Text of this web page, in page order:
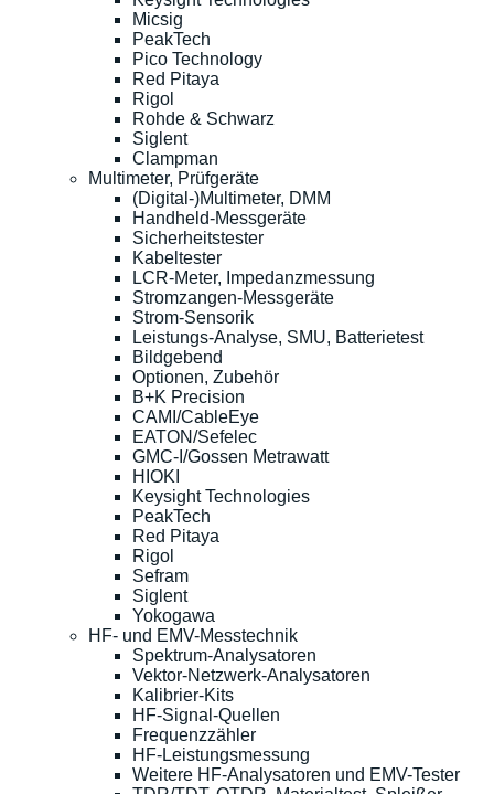
Micsig
PeakTech
Pico Technology
Red Pitaya
Rigol
Rohde & Schwarz
Siglent
Clampman
Multimeter, Prüfgeräte
(Digital-)Multimeter, DMM
Handheld-Messgeräte
Sicherheitstester
Kabeltester
LCR-Meter, Impedanzmessung
Stromzangen-Messgeräte
Strom-Sensorik
Leistungs-Analyse, SMU, Batterietest
Bildgebend
Optionen, Zubehör
B+K Precision
CAMI/CableEye
EATON/Sefelec
GMC-I/Gossen Metrawatt
HIOKI
Keysight Technologies
PeakTech
Red Pitaya
Rigol
Sefram
Siglent
Yokogawa
HF- und EMV-Messtechnik
Spektrum-Analysatoren
Vektor-Netzwerk-Analysatoren
Kalibrier-Kits
HF-Signal-Quellen
Frequenzzähler
HF-Leistungsmessung
Weitere HF-Analysatoren und EMV-Tester